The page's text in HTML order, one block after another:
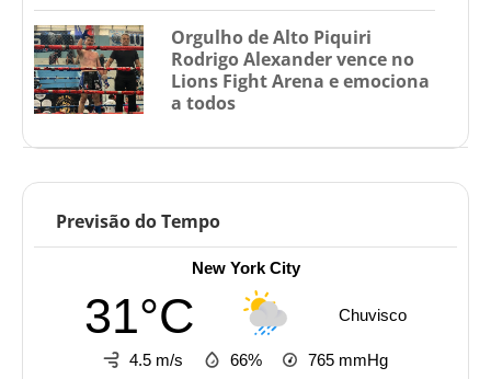
Orgulho de Alto Piquiri
Rodrigo Alexander vence no
Lions Fight Arena e emociona
a todos
Previsão do Tempo
New York City
31°C Chuvisco
4.5 m/s 66% 765 mmHg